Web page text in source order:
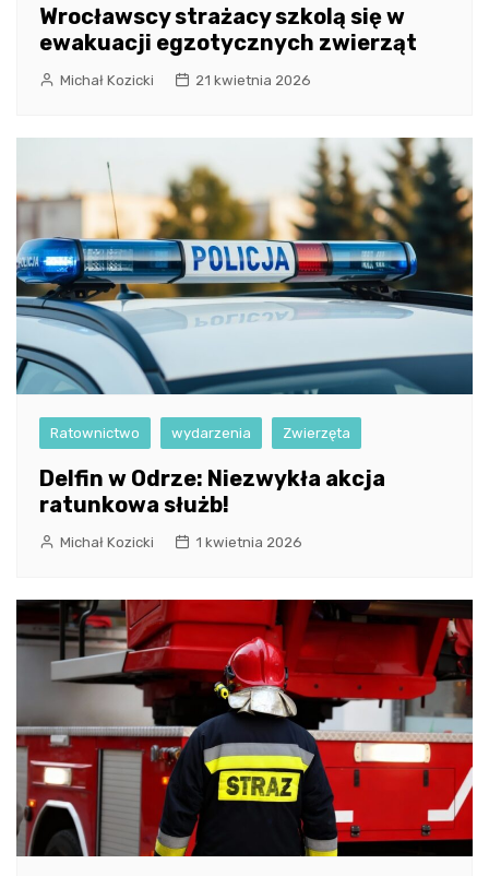
Wrocławscy strażacy szkolą się w
ewakuacji egzotycznych zwierząt
Michał Kozicki 21 kwietnia 2026
Ratownictwo wydarzenia Zwierzęta
Delfin w Odrze: Niezwykła akcja
ratunkowa służb!
Michał Kozicki 1 kwietnia 2026